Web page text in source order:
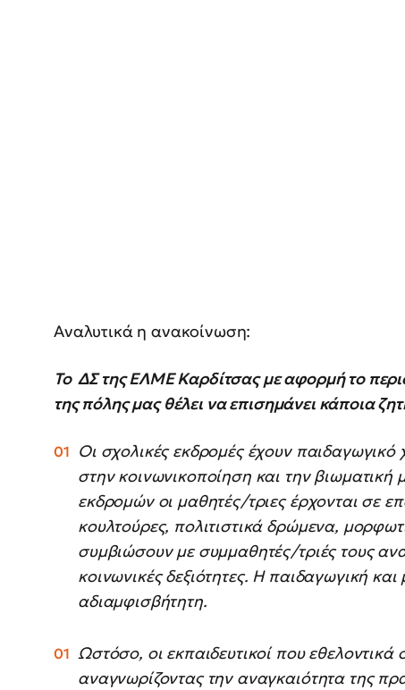
Αναλυτικά η ανακοίνωση:
Το ΔΣ της ΕΛΜΕ Καρδίτσας με αφορμή το
της πόλης μας θέλει να επισημάνει κάποια
Οι σχολικές εκδρομές έχουν
στην κοινωνικοποίηση και την
εκδρομών οι μαθητές/τριες έρχονται σε
κουλτούρες, πολιτιστικά δρώμενα,
συμβιώσουν με συμμαθητές/τριές τους
κοινωνικές δεξιότητες. Η παιδαγωγική
αδιαμφισβήτητη.
Ωστόσο, οι εκπαιδευτικοί που εθελοντικά
αναγνωρίζοντας την αναγκαιότητα της